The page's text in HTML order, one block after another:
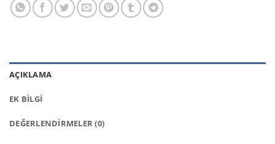
AÇIKLAMA
EK BILGI
DEĞERLENDIRMELER (0)